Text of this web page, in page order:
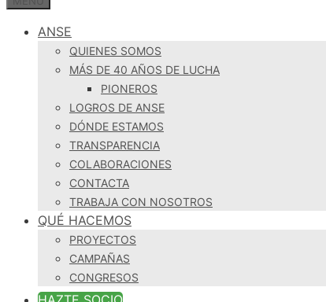
ANSE
QUIENES SOMOS
MÁS DE 40 AÑOS DE LUCHA
PIONEROS
LOGROS DE ANSE
DÓNDE ESTAMOS
TRANSPARENCIA
COLABORACIONES
CONTACTA
TRABAJA CON NOSOTROS
QUÉ HACEMOS
PROYECTOS
CAMPAÑAS
CONGRESOS